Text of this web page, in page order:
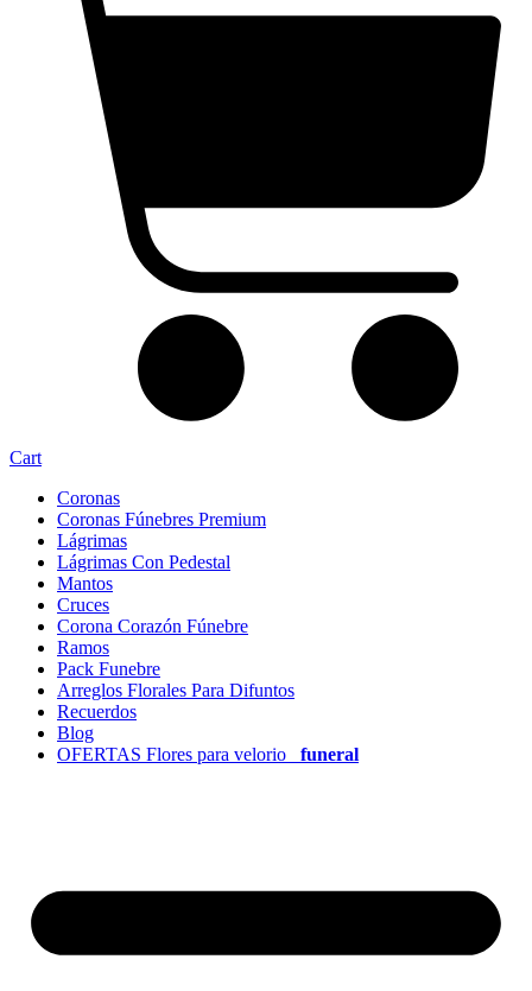
Cart
Coronas
Coronas Fúnebres Premium
Lágrimas
Lágrimas Con Pedestal
Mantos
Cruces
Corona Corazón Fúnebre
Ramos
Pack Funebre
Arreglos Florales Para Difuntos
Recuerdos
Blog
OFERTAS Flores para velorio funeral